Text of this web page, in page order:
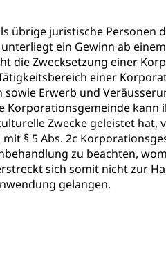
übrige juristische Personen
ein Gewinn ab
die Zwecksetzung einer
einer
Erwerb und
Korporationsgemeinde kann
Zwecke geleistet hat,
§ 5 Abs. 2c
zu beachten,
sich somit nicht zur
gelangen.
Luzern)